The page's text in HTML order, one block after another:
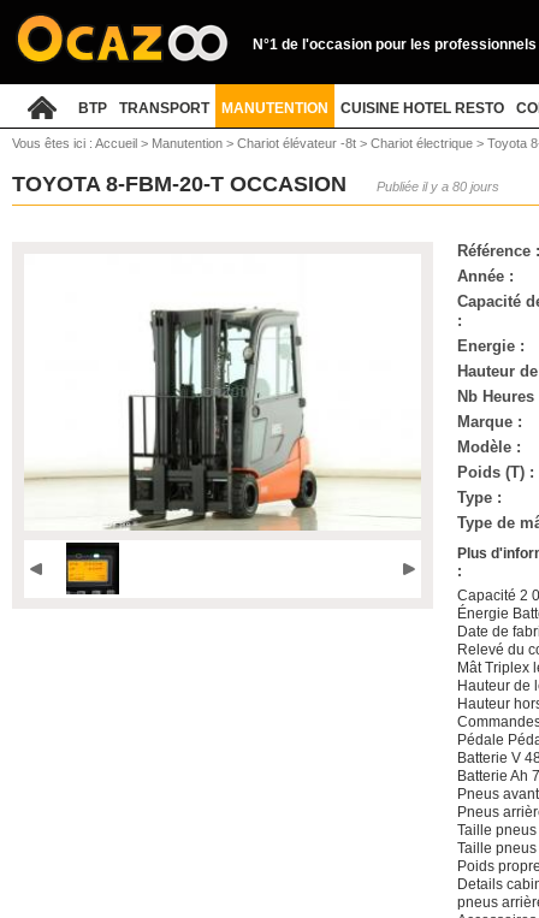
N°1 de l'occasion pour les professionnels
BTP TRANSPORT MANUTENTION CUISINE HOTEL RESTO
Vous êtes ici : Accueil > Manutention > Chariot élévateur -8t > Chariot électrique > Toyota
TOYOTA 8-FBM-20-T OCCASION Publiée il y a 80 jours
Référence :
Année :
Capacité
:
Energie :
Hauteur
Nb Heures
Marque :
Modèle :
Poids (T) :
Type :
Type de
Plus
:
Capacité 2
Énergie
Date de
Relevé du
Mât Triplex
Hauteur de
Hauteur
Pédale
Batterie V
Batterie Ah
Pneus
Pneus
Taille
Taille
Poids
Details
pneus